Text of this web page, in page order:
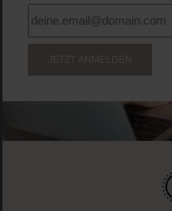
JETZT ANMELDEN